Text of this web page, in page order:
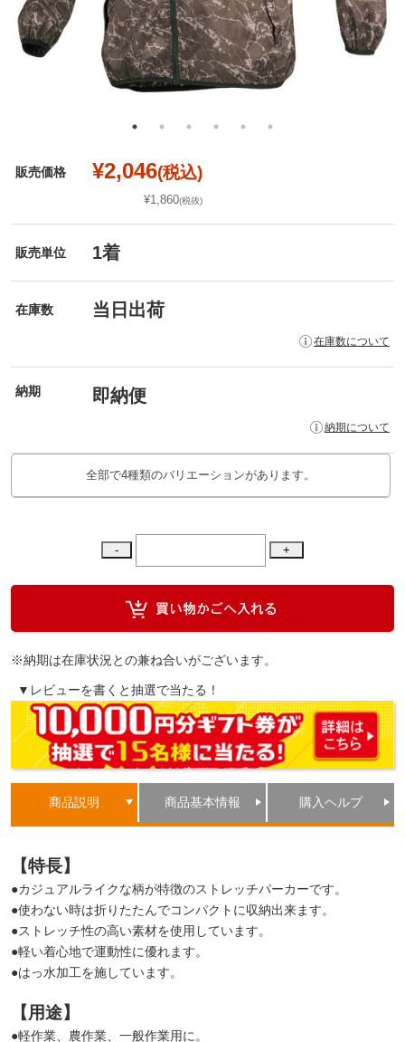
販売価格 ¥2,046(税込)
¥1,860(税抜)
販売単位 1着
在庫数 当日出荷
在庫数について
納期 即納便
納期について
全部で4種類のバリエーションがあります。
※納期は在庫状況との兼ね合いがございます。
▼レビューを書くと抽選で当たる！
商品説明 商品基本情報 購入ヘルプ
【特長】
●カジュアルライクな柄が特徴のストレッチパーカーです。
●使わない時は折りたたんでコンパクトに収納出来ます。
●ストレッチ性の高い素材を使用しています。
●軽い着心地で運動性に優れます。
●はっ水加工を施しています。
【用途】
●軽作業、農作業、一般作業用に。